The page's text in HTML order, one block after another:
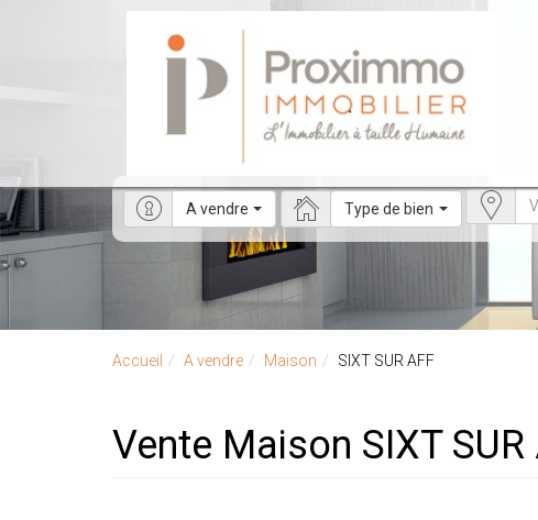
A vendre Type de bien
Accueil A vendre Maison SIXT SUR AFF
Vente Maison SIXT